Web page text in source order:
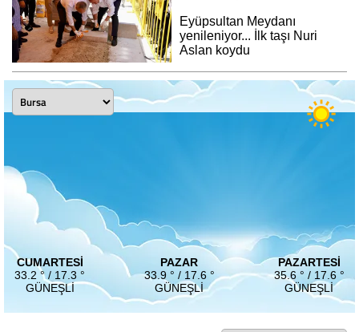
Eyüpsultan Meydanı
yenileniyor... İlk taşı Nuri
Aslan koydu
CUMARTESI
33.2 ° / 17.3 °
GÜNEŞLI
PAZAR
33.9 ° / 17.6 °
GÜNEŞLI
PAZARTESI
35.6 ° / 17.6 °
GÜNEŞLI